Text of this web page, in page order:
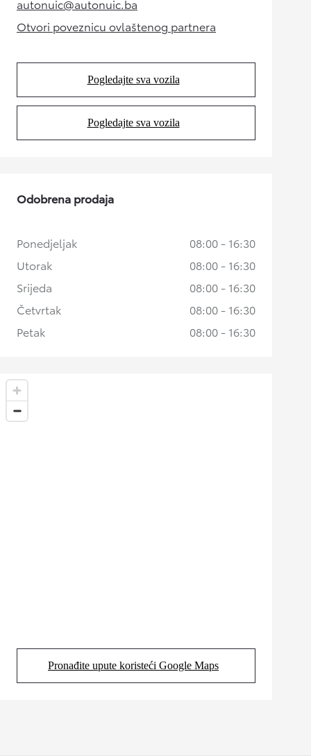
autonuic@autonuic.ba
(Opens in new tab)
Otvori poveznicu ovlaštenog partnera
(Opens in new tab)
Pogledajte sva vozila
(Opens in new tab)
Pogledajte sva vozila
(Opens in new tab)
Pronađite upute koristeći Google Maps
(Opens in new tab)
Odobrena prodaja
Ponedjeljak
08:00 - 16:30
Utorak
08:00 - 16:30
Srijeda
08:00 - 16:30
Četvrtak
08:00 - 16:30
Petak
08:00 - 16:30